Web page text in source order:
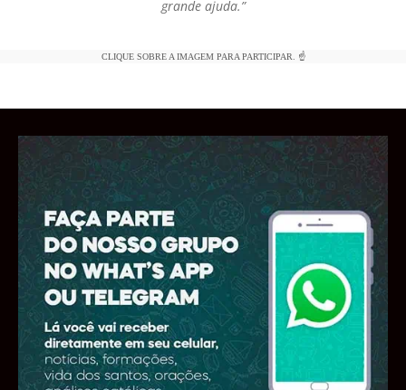
grande ajuda.”
CLIQUE SOBRE A IMAGEM PARA PARTICIPAR. ☝️